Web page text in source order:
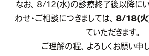
なお、8/12(水)の診療終了後以降に
わせ・ご相談につきましては、 8/18(
ていただきます。
ご理解の程、よろしくお願い申